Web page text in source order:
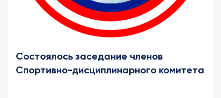
Состоялось заседание членов
Спортивно-дисциплинарного комитета